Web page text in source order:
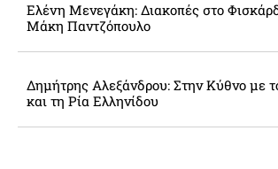
Ελένη Μενεγάκη: Διακοπές στο
Μάκη Παντζόπουλο
Δημήτρης Αλεξάνδρου: Στην Κύθνο με
και τη Ρία Ελληνίδου